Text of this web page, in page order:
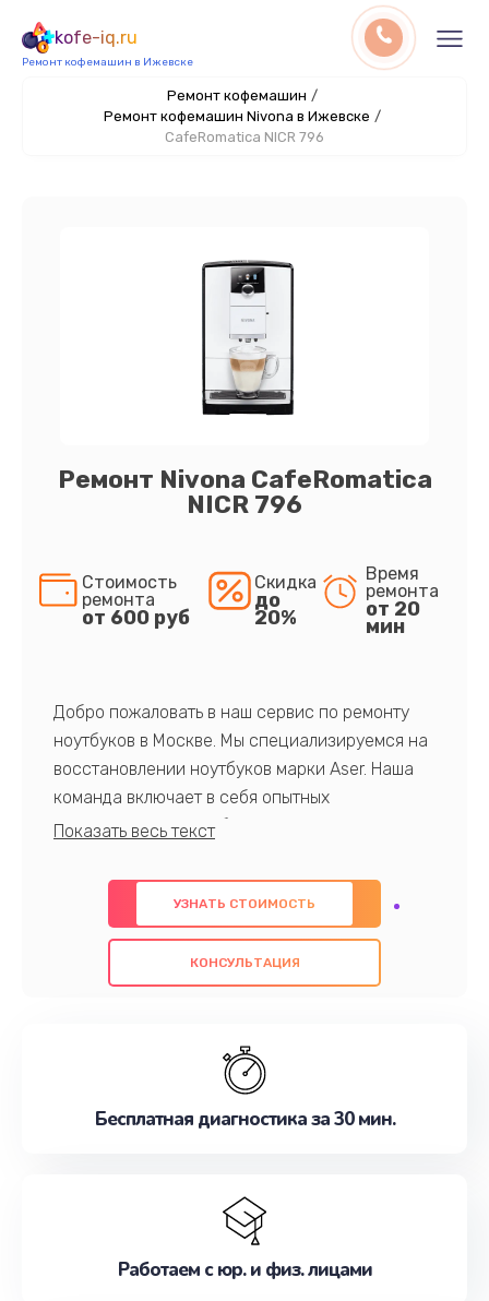
kofe-iq.ru
Ремонт кофемашин в Ижевске
Ремонт кофемашин /
Ремонт кофемашин Nivona в Ижевске /
CafeRomatica NICR 796
Ремонт Nivona CafeRomatica
NICR 796
Стоимость
ремонта
от 600 руб
Скидка
до
20%
Время
ремонта
от 20
мин
Добро пожаловать в наш сервис по ремонту
ноутбуков в Москве. Мы специализируемся на
восстановлении ноутбуков марки Aser. Наша
команда включает в себя опытных
профессионалов с обширными знаниями и
предлагаем быстрый и качественный ремонт с
использованием оригинальных компонентов, а
также гарантируем качество всех
проведенных работ. Наша цель - предоставить
наилучшим образом. Не медлите записаться на
УЗНАТЬ СТОИМОСТЬ
КОНСУЛЬТАЦИЯ
Бесплатная диагностика за 30 мин.
Работаем с юр. и физ. лицами